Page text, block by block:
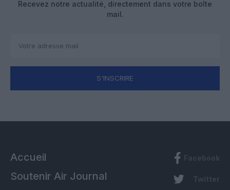
Recevez notre actualité, directement dans votre boîte
mail.
S'INSCRIRE
Accueil
Soutenir Air Journal